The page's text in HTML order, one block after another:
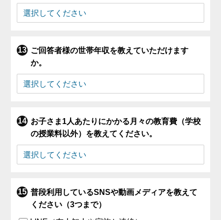
ご回答者様の世帯年収を教えていただけます
か。
お子さま1人あたりにかかる月々の教育費（学校
の授業料以外）を教えてください。
普段利用しているSNSや動画メディアを教えて
ください（3つまで）